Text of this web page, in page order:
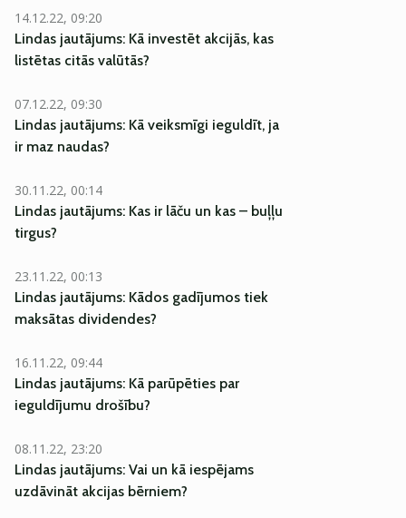
14.12.22, 09:20
Lindas jautājums: Kā investēt akcijās, kas
listētas citās valūtās?
07.12.22, 09:30
Lindas jautājums: Kā veiksmīgi ieguldīt, ja
ir maz naudas?
30.11.22, 00:14
Lindas jautājums: Kas ir lāču un kas – buļļu
tirgus?
23.11.22, 00:13
Lindas jautājums: Kādos gadījumos tiek
maksātas dividendes?
16.11.22, 09:44
Lindas jautājums: Kā parūpēties par
ieguldījumu drošību?
08.11.22, 23:20
Lindas jautājums: Vai un kā iespējams
uzdāvināt akcijas bērniem?